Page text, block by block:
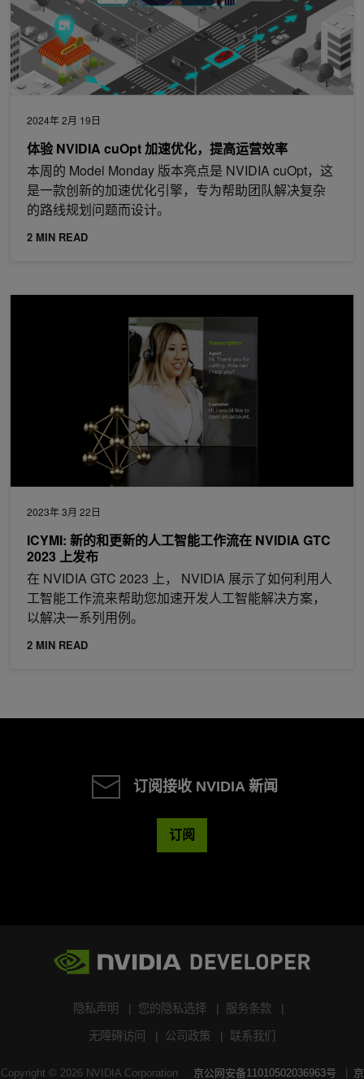
2024年 2月 19日
体验 NVIDIA cuOpt 加速优化，提高运营效率
本周的 Model Monday 版本亮点是 NVIDIA cuOpt，这
是一款创新的加速优化引擎，专为帮助团队解决复杂
的路线规划问题而设计。
2 MIN READ
2023年 3月 22日
ICYMI: 新的和更新的人工智能工作流在 NVIDIA GTC
2023 上发布
在 NVIDIA GTC 2023 上， NVIDIA 展示了如何利用人
工智能工作流来帮助您加速开发人工智能解决方案，
以解决一系列用例。
2 MIN READ
ICYMI: 新的和更新的人工智能工作流在 NVIDIA GTC 2023 上发布
订阅接收 NVIDIA 新闻
订阅
隐私声明 您的隐私选择 服务条款
无障碍访问 公司政策 联系我们
Copyright © 2026NVIDIA Corporation 京公网安备11010502036963号 京